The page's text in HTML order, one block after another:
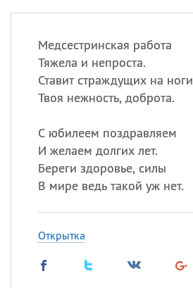
Медсестринская работа
Тяжела и непроста.
Ставит страждущих на ноги
Твоя нежность, доброта.
С юбилеем поздравляем
И желаем долгих лет.
Береги здоровье, силы
В мире ведь такой уж нет.
Открытка